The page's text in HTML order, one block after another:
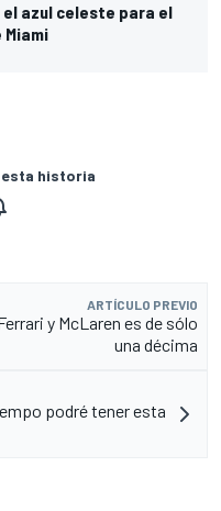
azul celeste para el
Miami
historia
ARTÍCULO PREVIO
y McLaren es de sólo
una décima
podré tener esta